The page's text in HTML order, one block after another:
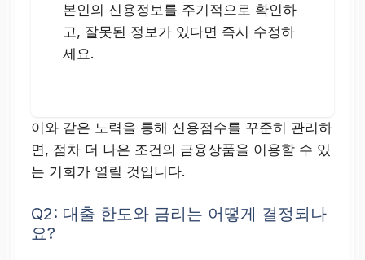
본인의 신용정보를 주기적으로 확인하
고, 잘못된 정보가 있다면 즉시 수정하
세요.
이와 같은 노력을 통해 신용점수를 꾸준히 관리하
면, 점차 더 나은 조건의 금융상품을 이용할 수 있
는 기회가 열릴 것입니다.
Q2: 대출 한도와 금리는 어떻게 결정되나
요?